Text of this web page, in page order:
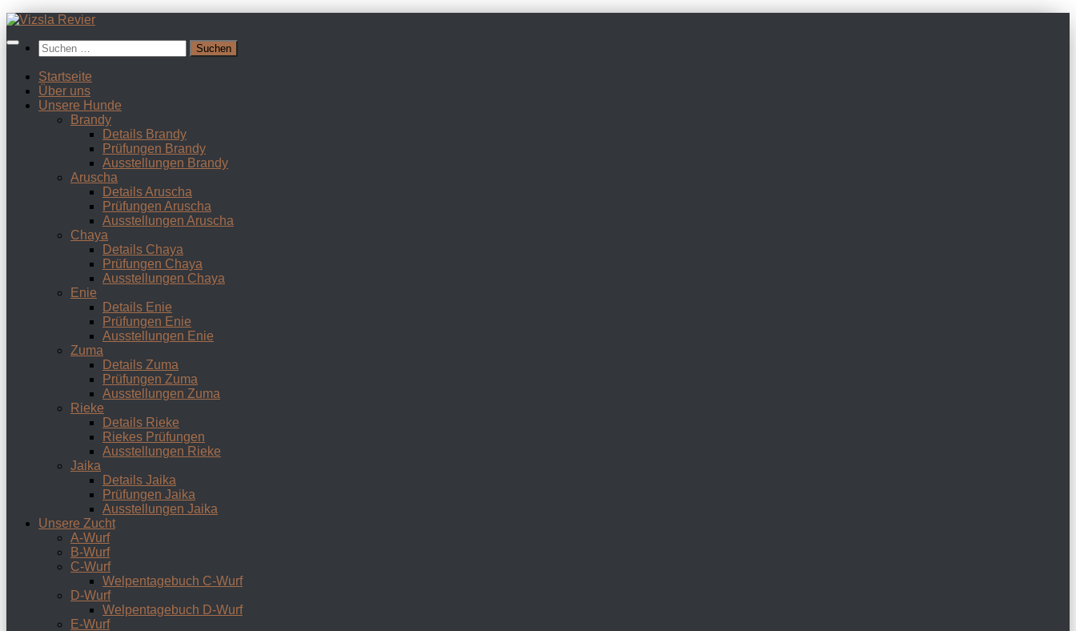
Zum
springenSuchen
nach:
Startseite
Über uns
Unsere Hunde
Brandy
Details Brandy
Prüfungen Brandy
Ausstellungen Brandy
Aruscha
Details Aruscha
Prüfungen Aruscha
Ausstellungen Aruscha
Chaya
Details Chaya
Prüfungen Chaya
Ausstellungen Chaya
Enie
Details Enie
Prüfungen Enie
Ausstellungen Enie
Zuma
Details Zuma
Prüfungen Zuma
Ausstellungen Zuma
Rieke
Details Rieke
Riekes Prüfungen
Ausstellungen Rieke
Jaika
Details Jaika
Prüfungen Jaika
Ausstellungen Jaika
Unsere Zucht
A-Wurf
B-Wurf
C-Wurf
Welpentagebuch C-Wurf
D-Wurf
Welpentagebuch D-Wurf
E-Wurf